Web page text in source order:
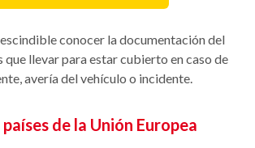
conocer la documentación del
que llevar para estar cubierto en caso de
avería del vehículo o incidente.
de la Unión Europea